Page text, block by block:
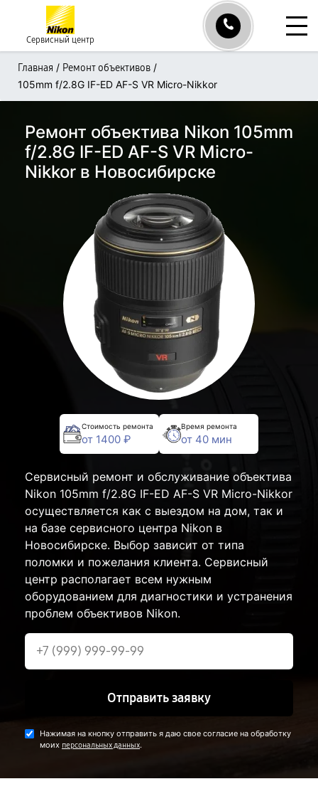
Сервисный центр
Главная / Ремонт объективов /
105mm f/2.8G IF-ED AF-S VR Micro-Nikkor
Ремонт объектива Nikon 105mm
f/2.8G IF-ED AF-S VR Micro-
Nikkor в Новосибирске
Стоимость ремонта
от 1400 ₽
Время ремонта
от 40 мин
Сервисный ремонт и обслуживание объектива
Nikon 105mm f/2.8G IF-ED AF-S VR Micro-Nikkor
осуществляется как с выездом на дом, так и
на базе сервисного центра Nikon в
Новосибирске. Выбор зависит от типа
поломки и пожелания клиента. Сервисный
центр располагает всем нужным
оборудованием для диагностики и устранения
проблем объективов Nikon.
Отправить заявку
Нажимая на кнопку отправить я даю свое согласие на обработку
моих персональных данных.